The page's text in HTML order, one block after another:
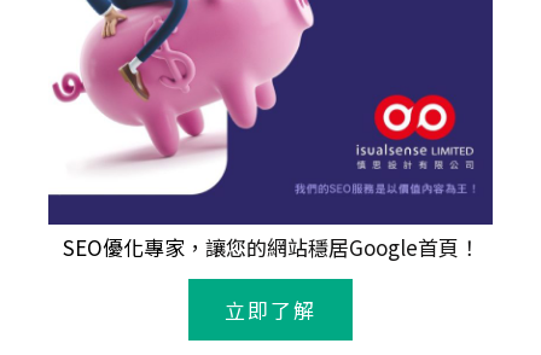
SEO優化專家，讓您的網站穩居Google首頁！
立即了解